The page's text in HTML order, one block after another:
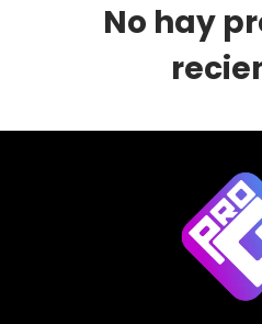
No hay